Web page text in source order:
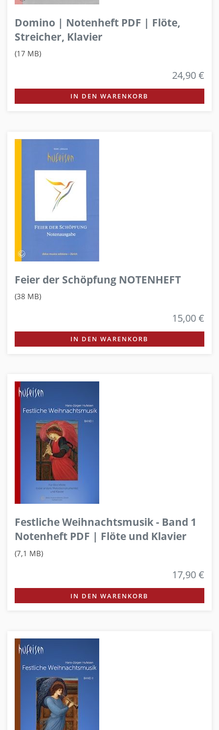
Domino | Notenheft PDF | Flöte,
Streicher, Klavier
(17 MB)
24,90 €
IN DEN WARENKORB
Feier der Schöpfung NOTENHEFT
(38 MB)
15,00 €
IN DEN WARENKORB
Festliche Weihnachtsmusik - Band 1
Notenheft PDF | Flöte und Klavier
(7,1 MB)
17,90 €
IN DEN WARENKORB